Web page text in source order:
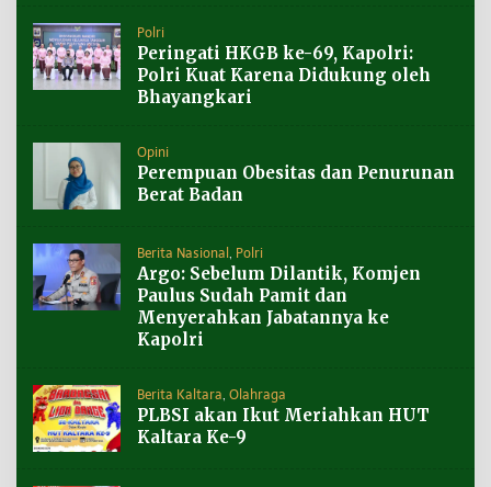
Polri
Peringati HKGB ke-69, Kapolri:
Polri Kuat Karena Didukung oleh
Bhayangkari
Opini
Perempuan Obesitas dan Penurunan
Berat Badan
Berita Nasional , Polri
Argo: Sebelum Dilantik, Komjen
Paulus Sudah Pamit dan
Menyerahkan Jabatannya ke
Kapolri
Berita Kaltara, Olahraga
PLBSI akan Ikut Meriahkan HUT
Kaltara Ke-9